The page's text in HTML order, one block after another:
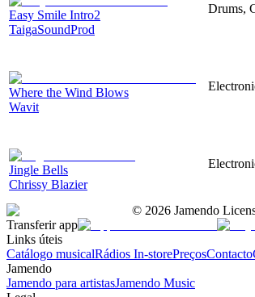
Easy Smile Intro2
TaigaSoundProd
Drums,
Where the Wind Blows
Wavit
Jingle Bells
Chrissy Blazier
© 2026 Jamendo
Transferir app
Links úteis
Catálogo musicalRádios In-storePreçosContacto
Jamendo
Jamendo para artistasJamendo Music